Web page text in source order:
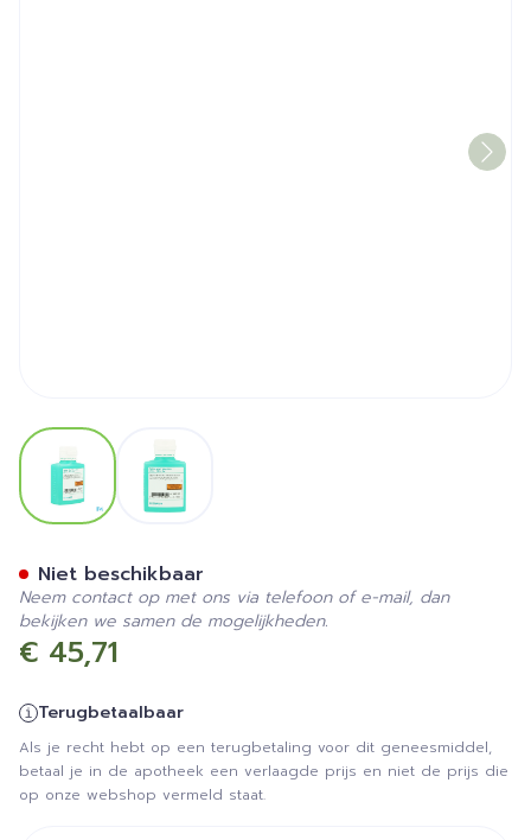
View larger image
€ 45,71
Terugbetaalbaar
Als je recht hebt op een terugbetaling voor dit geneesmiddel,
betaal je in de apotheek een verlaagde prijs en niet de prijs die
op onze webshop vermeld staat.
Niet beschikbaar
Neem contact op met ons via telefoon of e-mail, dan
bekijken we samen de mogelijkheden.